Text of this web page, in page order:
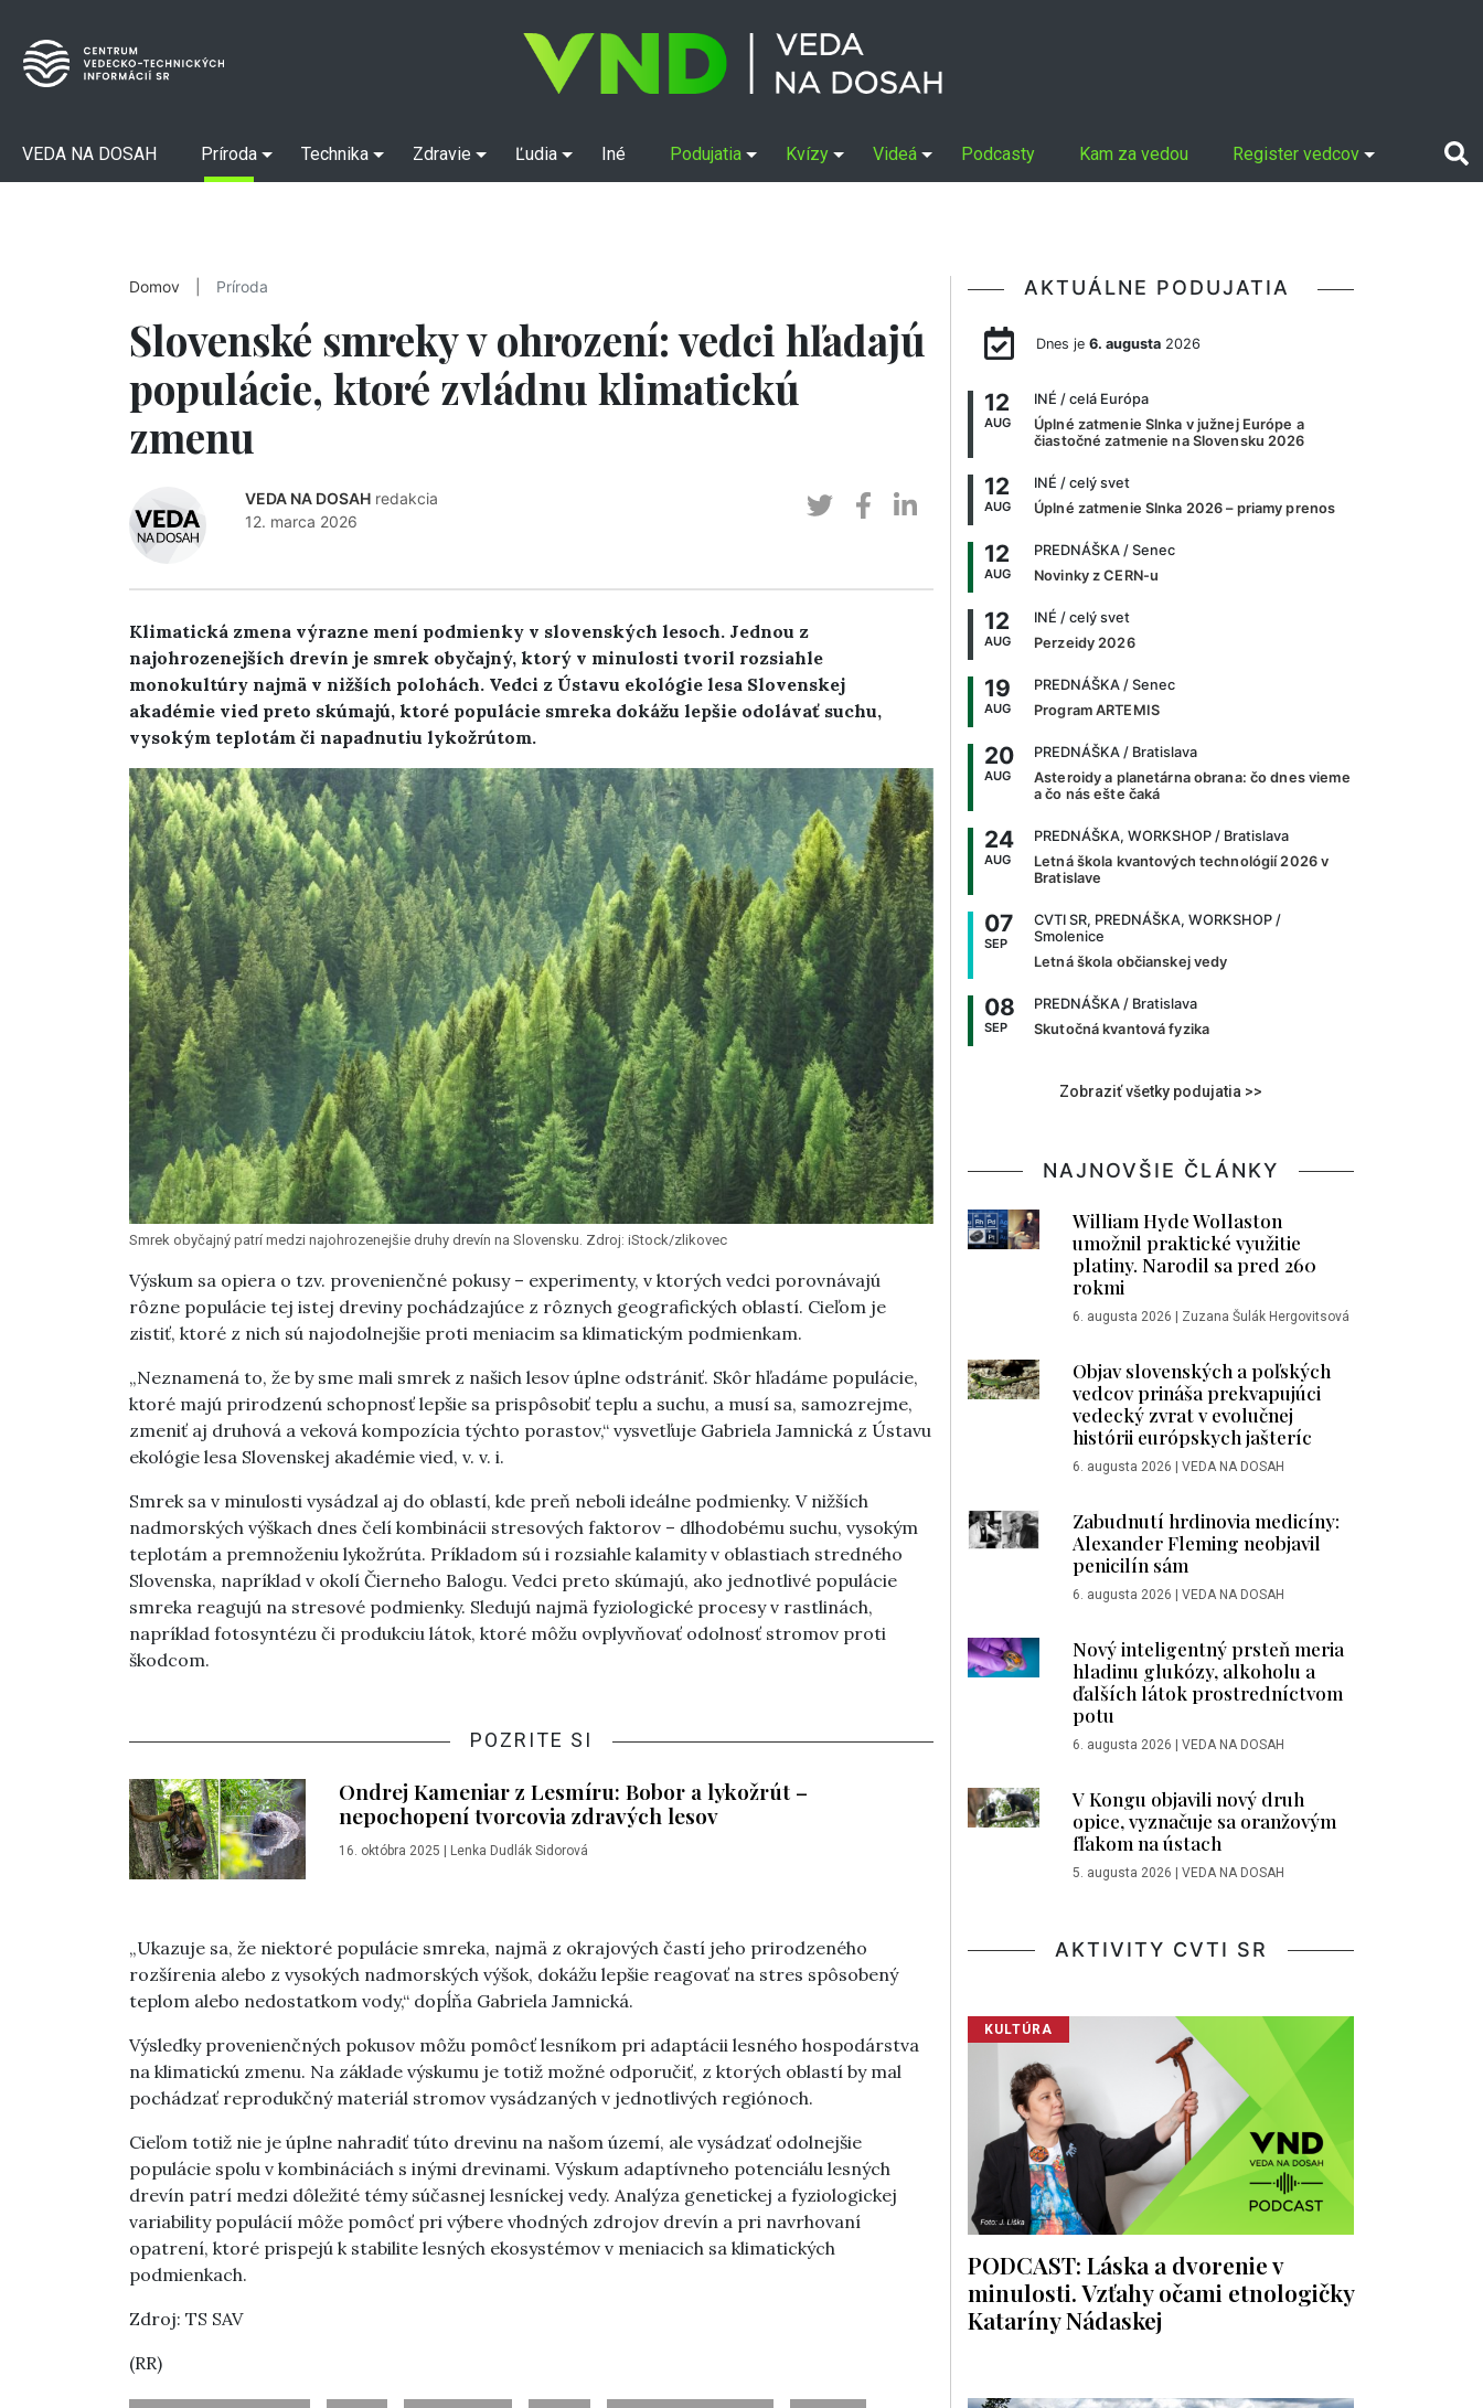
VEDA NA DOSAH Príroda Technika Zdravie Ľudia Iné Podujatia Kvízy Videá Podcasty Kam za vedou Register vedcov
Domov Príroda
Slovenské smreky v ohrození: vedci hľadajú
populácie, ktoré zvládnu klimatickú
zmenu
VEDA NA DOSAH redakcia
12. marca 2026
Klimatická zmena výrazne mení podmienky v slovenských lesoch. Jednou z
najohrozenejších drevín je smrek obyčajný, ktorý v minulosti tvoril rozsiahle
monokultúry najmä v nižších polohách. Vedci z Ústavu ekológie lesa Slovenskej
akadémie vied preto skúmajú, ktoré populácie smreka dokážu lepšie odolávať suchu,
vysokým teplotám či napadnutiu lykožrútom.
Smrek obyčajný patrí medzi najohrozenejšie druhy drevín na Slovensku. Zdroj: iStock/zlikovec
Výskum sa opiera o tzv. provenienčné pokusy – experimenty, v ktorých vedci porovnávajú
rôzne populácie tej istej dreviny pochádzajúce z rôznych geografických oblastí. Cieľom je
zistiť, ktoré z nich sú najodolnejšie proti meniacim sa klimatickým podmienkam.
„Neznamená to, že by sme mali smrek z našich lesov úplne odstrániť. Skôr hľadáme populácie,
ktoré majú prirodzenú schopnosť lepšie sa prispôsobiť teplu a suchu, a musí sa, samozrejme,
zmeniť aj druhová a veková kompozícia týchto porastov,“ vysvetľuje Gabriela Jamnická z Ústavu
ekológie lesa Slovenskej akadémie vied, v. v. i.
Smrek sa v minulosti vysádzal aj do oblastí, kde preň neboli ideálne podmienky. V nižších
nadmorských výškach dnes čelí kombinácii stresových faktorov – dlhodobému suchu, vysokým
teplotám a premnoženiu lykožrúta. Príkladom sú i rozsiahle kalamity v oblastiach stredného
Slovenska, napríklad v okolí Čierneho Balogu. Vedci preto skúmajú, ako jednotlivé populácie
smreka reagujú na stresové podmienky. Sledujú najmä fyziologické procesy v rastlinách,
napríklad fotosyntézu či produkciu látok, ktoré môžu ovplyvňovať odolnosť stromov proti
škodcom.
POZRITE SI
Ondrej Kameniar z Lesmíru: Bobor a lykožrút –
nepochopení tvorcovia zdravých lesov
16. októbra 2025 Lenka Dudlák Sidorová
„Ukazuje sa, že niektoré populácie smreka, najmä z okrajových častí jeho prirodzeného
rozšírenia alebo z vysokých nadmorských výšok, dokážu lepšie reagovať na stres spôsobený
teplom alebo nedostatkom vody,“ dopĺňa Gabriela Jamnická.
Výsledky provenienčných pokusov môžu pomôcť lesníkom pri adaptácii lesného hospodárstva
na klimatickú zmenu. Na základe výskumu je totiž možné odporučiť, z ktorých oblastí by mal
pochádzať reprodukčný materiál stromov vysádzaných v jednotlivých regiónoch.
Cieľom totiž nie je úplne nahradiť túto drevinu na našom území, ale vysádzať odolnejšie
populácie spolu v kombináciách s inými drevinami. Výskum adaptívneho potenciálu lesných
drevín patrí medzi dôležité témy súčasnej lesníckej vedy. Analýza genetickej a fyziologickej
variability populácií môže pomôcť pri výbere vhodných zdrojov drevín a pri navrhovaní
opatrení, ktoré prispejú k stabilite lesných ekosystémov v meniacich sa klimatických
podmienkach.
Zdroj: TS SAV
(RR)
AKTUÁLNE PODUJATIA
Dnes je 6. augusta2026
12
AUG
INÉ / celá Európa
Úplné zatmenie Slnka v južnej Európe a
čiastočné zatmenie na Slovensku 2026
12
AUG
INÉ / celý svet
Úplné zatmenie Slnka 2026 – priamy prenos
12
AUG
PREDNÁŠKA / Senec
Novinky z CERN-u
12
AUG
INÉ / celý svet
Perzeidy 2026
19
AUG
PREDNÁŠKA / Senec
Program ARTEMIS
20
AUG
PREDNÁŠKA / Bratislava
Asteroidy a planetárna obrana: čo dnes vieme
a čo nás ešte čaká
24
AUG
PREDNÁŠKA, WORKSHOP / Bratislava
Letná škola kvantových technológií 2026 v
Bratislave
07
SEP
CVTI SR, PREDNÁŠKA, WORKSHOP /
Smolenice
Letná škola občianskej vedy
08
SEP
PREDNÁŠKA / Bratislava
Skutočná kvantová fyzika
Zobraziť všetky podujatia >>
NAJNOVŠIE ČLÁNKY
William Hyde Wollaston
umožnil praktické využitie
platiny. Narodil sa pred 260
rokmi
6. augusta 2026 | Zuzana Šulák Hergovitsová
Objav slovenských a poľských
vedcov prináša prekvapujúci
vedecký zvrat v evolučnej
histórii európskych jašteríc
6. augusta 2026 | VEDA NA DOSAH
Zabudnutí hrdinovia medicíny:
Alexander Fleming neobjavil
penicilín sám
6. augusta 2026 | VEDA NA DOSAH
Nový inteligentný prsteň meria
hladinu glukózy, alkoholu a
ďalších látok prostredníctvom
potu
6. augusta 2026 | VEDA NA DOSAH
V Kongu objavili nový druh
opice, vyznačuje sa oranžovým
fľakom na ústach
5. augusta 2026 | VEDA NA DOSAH
AKTIVITY CVTI SR
KULTÚRA
PODCAST: Láska a dvorenie v
minulosti. Vzťahy očami etnologičky
Kataríny Nádaskej